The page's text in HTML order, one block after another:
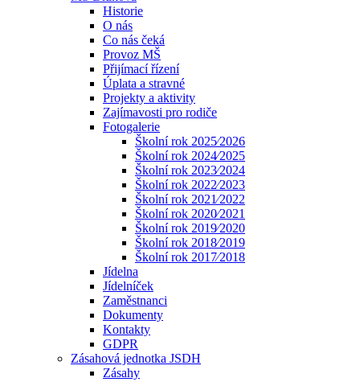
Historie
O nás
Co nás čeká
Provoz MŠ
Přijímací řízení
Úplata a stravné
Projekty a aktivity
Zajímavosti pro rodiče
Fotogalerie
Školní rok 2025⁄2026
Školní rok 2024⁄2025
Školní rok 2023⁄2024
Školní rok 2022⁄2023
Školní rok 2021⁄2022
Školní rok 2020⁄2021
Školní rok 2019⁄2020
Školní rok 2018⁄2019
Školní rok 2017⁄2018
Jídelna
Jídelníček
Zaměstnanci
Dokumenty
Kontakty
GDPR
Zásahová jednotka JSDH
Zásahy